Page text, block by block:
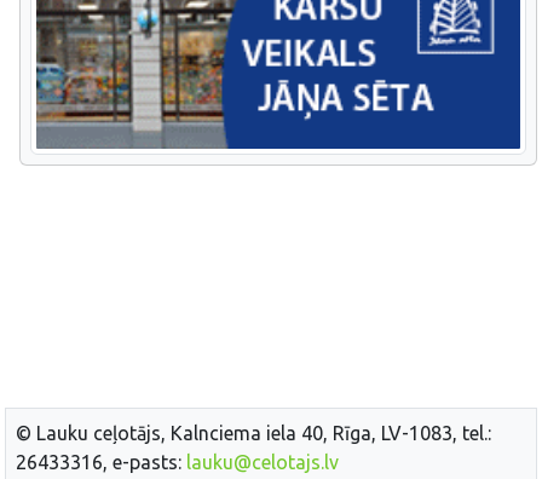
© Lauku ceļotājs, Kalnciema iela 40, Rīga, LV-1083, tel.:
26433316, e-pasts: lauku@celotajs.lv